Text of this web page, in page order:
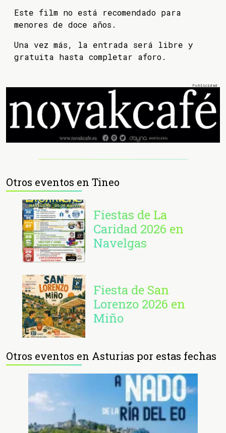
Este film no está recomendado para
menores de doce años.
Una vez más, la entrada será libre y
gratuita hasta completar aforo.
Otros eventos en Tineo
Fiestas de La
Caridad 2026 en
Navelgas
Fiesta de San
Lorenzo 2026 en
Miño
Otros eventos en Asturias por estas fechas